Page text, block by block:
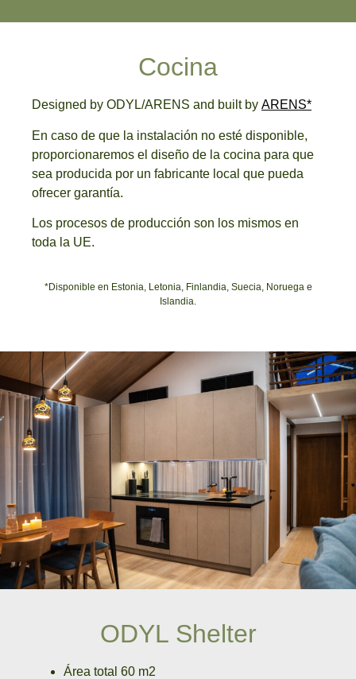
Cocina
Designed by ODYL/ARENS and built by ARENS*
En caso de que la instalación no esté disponible,
proporcionaremos el diseño de la cocina para que
sea producida por un fabricante local que pueda
ofrecer garantía.
Los procesos de producción son los mismos en
toda la UE.
*Disponible en Estonia, Letonia, Finlandia, Suecia, Noruega e
Islandia.
ODYL Shelter
Área total 60 m2